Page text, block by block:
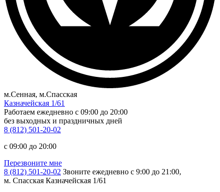
м.Сенная, м.Спасская
Казначейская 1/61
Работаем ежедневно c 09:00 до 20:00
без выходных и праздничных дней
8 (812) 501-20-02
c 09:00 до 20:00
Перезвоните мне
8 (812) 501-20-02 Звоните ежедневно с 9:00 до 21:00,
м. Спасская Казначейская 1/61